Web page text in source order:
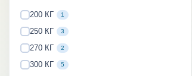
200 КГ 1
250 КГ 3
270 КГ 2
300 КГ 5